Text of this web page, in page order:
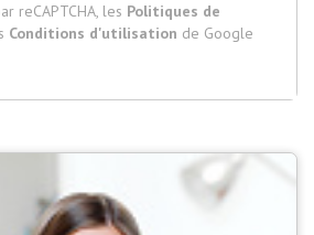
reCAPTCHA, les Politiques de
Conditions d'utilisation de Google